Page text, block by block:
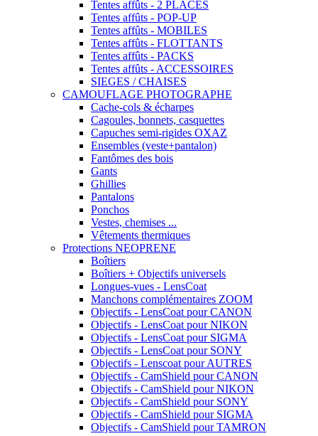
Tentes affûts - 2 PLACES
Tentes affûts - POP-UP
Tentes affûts - MOBILES
Tentes affûts - FLOTTANTS
Tentes affûts - PACKS
Tentes affûts - ACCESSOIRES
SIEGES / CHAISES
CAMOUFLAGE PHOTOGRAPHE
Cache-cols & écharpes
Cagoules, bonnets, casquettes
Capuches semi-rigides OXAZ
Ensembles (veste+pantalon)
Fantômes des bois
Gants
Ghillies
Pantalons
Ponchos
Vestes, chemises ...
Vêtements thermiques
Protections NEOPRENE
Boîtiers
Boîtiers + Objectifs universels
Longues-vues - LensCoat
Manchons complémentaires ZOOM
Objectifs - LensCoat pour CANON
Objectifs - LensCoat pour NIKON
Objectifs - LensCoat pour SIGMA
Objectifs - LensCoat pour SONY
Objectifs - Lenscoat pour AUTRES
Objectifs - CamShield pour CANON
Objectifs - CamShield pour NIKON
Objectifs - CamShield pour SONY
Objectifs - CamShield pour SIGMA
Objectifs - CamShield pour TAMRON